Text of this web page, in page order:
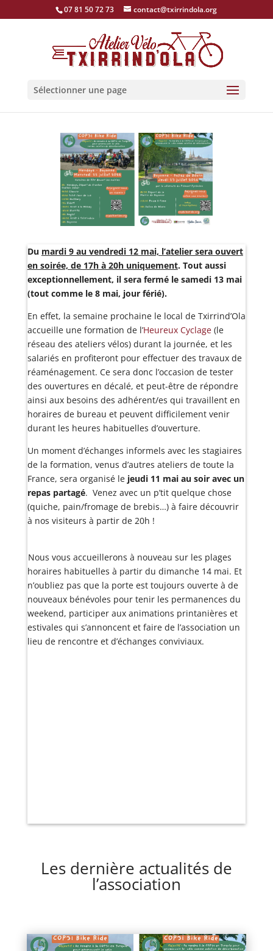
07 81 50 72 73 contact@txirrindola.org
Sélectionner une page
Du mardi 9 au vendredi 12 mai, l’atelier sera ouvert
en soirée, de 17h à 20h uniquement. Tout aussi
exceptionnellement, il sera fermé le samedi 13 mai
(tout comme le 8 mai, jour férié).
En effet, la semaine prochaine le local de Txirrind’Ola
accueille une formation de l’Heureux Cyclage(le
réseau des ateliers vélos) durant la journée, et les
salariés en profiteront pour effectuer des travaux de
réaménagement. Ce sera donc l’occasion de tester
des ouvertures en décalé, et peut-être de répondre
ainsi aux besoins des adhérent/es qui travaillent en
horaires de bureau et peuvent difficilement venir
durant les heures habituelles d’ouverture.
Un moment d’échanges informels avec les stagiaires
de la formation, venus d’autres ateliers de toute la
France, sera organisé le jeudi 11 mai au soir avec un
repas partagé. Venez avec un p’tit quelque chose
(quiche, pain/fromage de brebis…) à faire découvrir
à nos visiteurs à partir de 20h !
Nous vous accueillerons à nouveau sur les plages
horaires habituelles à partir du dimanche 14 mai. Et
n’oubliez pas que la porte est toujours ouverte à de
nouveaux bénévoles pour tenir les permanences du
weekend, participer aux animations printanières et
estivales qui s’annoncent et faire de l’association un
lieu de rencontre et d’échanges conviviaux.
Les dernière actualités de
l’association